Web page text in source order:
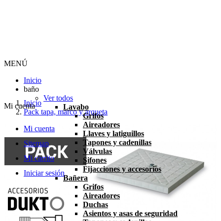
Mi cuenta
Mi cuenta
Sitemap
Mi carrito
Iniciar sesión
MENÚ
Inicio
baño
Ver todos
Lavabo
Grifos
Aireadores
Llaves y latiguillos
Tapones y cadenillas
Válvulas
Sifones
Fijacciones y accesorios
Bañera
Grifos
Aireadores
Duchas
Asientos y asas de seguridad
Inicio
Pack tapa, marco y arqueta